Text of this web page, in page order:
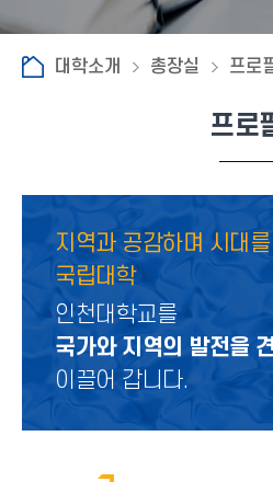
대학소개 총장실 프로
프로
지역과 공감하며 시대
국립대학
인천대학교를
국가와 지역의 발전을
이끌어 갑니다.